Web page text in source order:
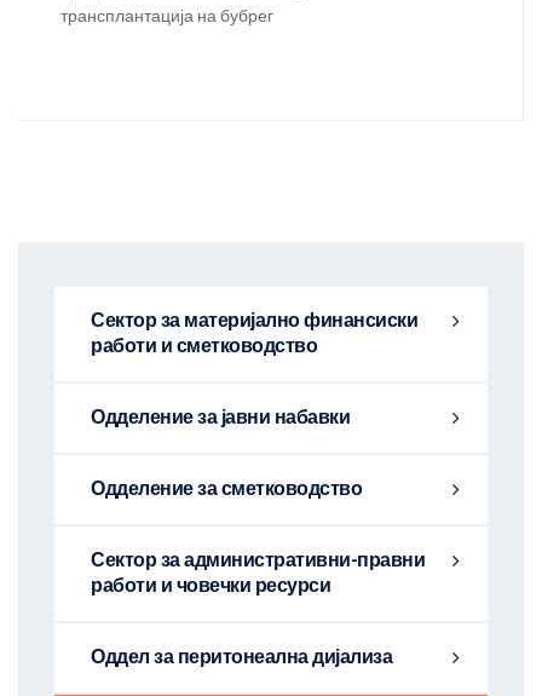
трансплантација на бубрег
Сектор за материјално финансиски
работи и сметководство
Одделение за јавни набавки
Одделение за сметководство
Сектор за административни-правни
работи и човечки ресурси
Оддел за перитонеална дијализа